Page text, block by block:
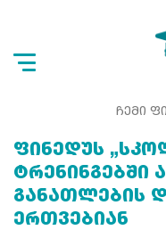
ᲩᲔᲛᲘ
ᲤᲘᲜᲔᲓᲣᲡ
ᲢᲠᲔᲜᲘᲜᲒᲔᲑᲨᲘ
ᲒᲐᲜᲐᲗᲚᲔᲑᲘᲡ
ᲔᲠᲗᲕᲔᲑᲘᲐᲜ